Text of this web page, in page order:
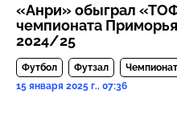
«Анри» обыграл
чемпионата
2024/25
Футбол Футзал
15 января 2025 г., 07:36